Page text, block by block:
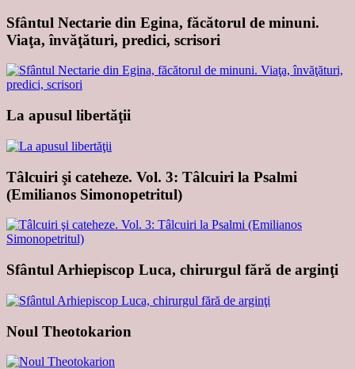
Sfântul Nectarie din Egina, făcătorul de minuni.
Viaţa, învăţături, predici, scrisori
La apusul libertăţii
Tâlcuiri şi cateheze. Vol. 3: Tâlcuiri la Psalmi
(Emilianos Simonopetritul)
Sfântul Arhiepiscop Luca, chirurgul fără de arginţi
Noul Theotokarion